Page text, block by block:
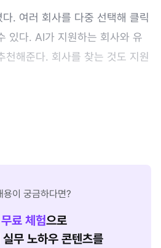
. 여러 회사를 다중 선택해 클릭
있다. AI가 지원하는 회사와 유
천해준다. 회사를 찾는 것도 지원
용이 궁금하다면?
료 체험으로
무 노하우 콘텐츠를